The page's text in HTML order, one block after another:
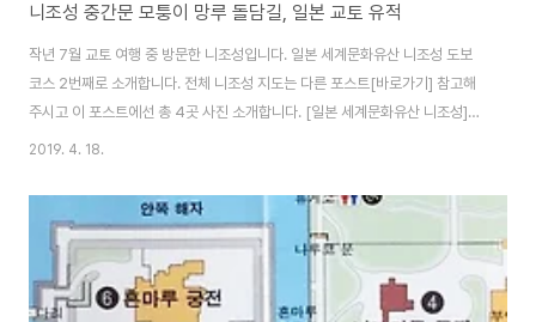
니조성 중간문 모퉁이 망루 돌담길, 일본 교토 유적
작년 7월 교토 여행 중 방문한 니조성입니다. 일본 세계문화유산 니조성 도보
코스 2번째로 소개합니다. 전체 니조성 지도는 다른 포스트[바로가기] 참고해
주시고 이 포스트에선 총 4곳 사진 소개합니다. [일본 세계문화유산 니조성]
동쪽 성문, 당문, 모모야마문남쪽 중간문서남 모퉁이 망루서쪽 다리북쪽 중간
은 공원을 걷는 느낌입니다. 외곽이라 볼만한 건물이나 유적지는 없고, 잘 만들
어진 조경 구경하기 좋습니다. ◆ 남쪽 중간문 1626년에 지어진 문으로 쇼군,
천황이 머물던 혼마루 궁전으로 가려면, 이곳 남문과 서문을 지나야 합니다. 니
조성이라는 유적지 보단 경치 좋은 공원에 온 느낌입니다. ◆ 서남 모퉁이 망루
실제로 망루에 오르..
2019. 4. 18.